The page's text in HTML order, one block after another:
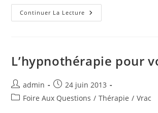
Continuer La Lecture Se
Soigner
L’hypnothérapie pour
Auteur/autrice
de
admin
Publication
publiée :
24 juin 2013
PostFoire Aux Questions / Thérapie / Vrac